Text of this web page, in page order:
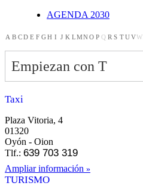
AGENDA 2030
A B C D E F GH I J K LMNO P Q R S T UVW
Empiezan con T
Taxi
Plaza Vitoria, 4
01320
Oyón - Oion
Tlf.: 639 703 319
Ampliar información
TURISMO